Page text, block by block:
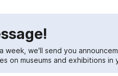
week, we'll send you
on museums and exhibitions